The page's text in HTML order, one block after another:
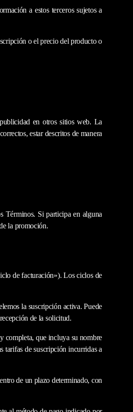
a estos terceros sujetos a
o el precio del producto o
en otros sitios web. La
estar descritos de manera
Términos. Si participa en alguna
la promoción.
de facturación»). Los ciclos de
la suscripción activa. Puede
de la solicitud.
completa, que incluya su nombre
tarifas de suscripción incurridas a
de un plazo determinado, con